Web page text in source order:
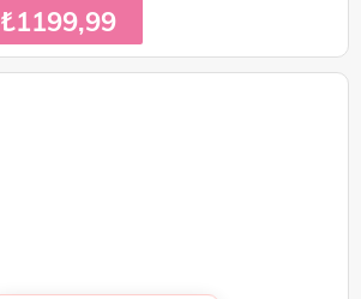
₺1199,99